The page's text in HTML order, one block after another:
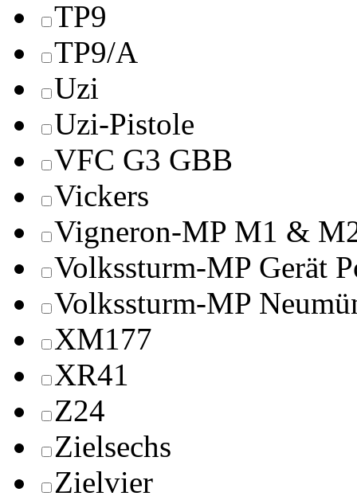
TP9
TP9/A
Uzi
Uzi-Pistole
VFC G3 GBB
Vickers
Vigneron-MP M1 &
Volkssturm-MP Gerät
Volkssturm-MP
XM177
XR41
Z24
Zielsechs
Zielvier